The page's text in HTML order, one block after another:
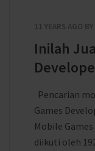
11 YEARS AGO BY
Inilah
Pencarian
Games
Mobile
diikuti oleh